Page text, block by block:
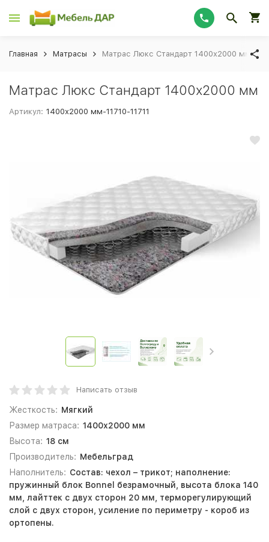
Главная Матрасы Матрас Люкс Стандарт 1400х2000 мм
Матрас Люкс Стандарт 1400х2000 мм
Артикул: 1400х2000 мм-11710-11711
Написать отзыв
Жесткость: Мягкий
Размер матраса: 1400х2000 мм
Высота: 18 см
Производитель: Мебельград
Наполнитель: Состав: чехол – трикот; наполнение:
пружинный блок Bonnel безрамочный, высота блока 140
мм, лайттек с двух сторон 20 мм, терморегулирующий
слой с двух сторон, усиление по периметру - короб из
ортопены.